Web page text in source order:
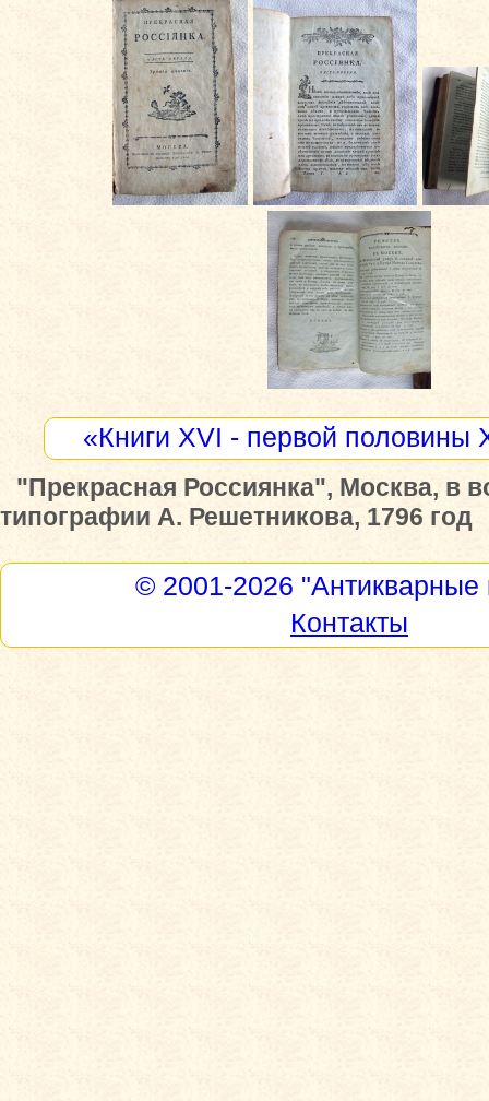
«Книги XVI - первой половины
"Прекрасная Россиянка", Москва, в
типографии А. Решетникова, 1796 год
© 2001-2026 "Антикварные
Контакты